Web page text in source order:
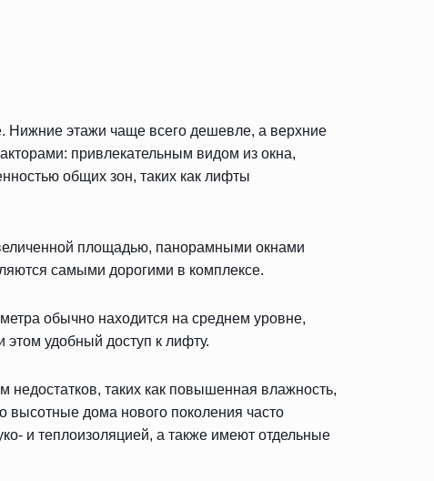
Нижние этажи чаще всего дешевле, а верхние
привлекательным видом из окна,
общих зон, таких как лифты
площадью, панорамными окнами
самыми дорогими в комплексе.
обычно находится на среднем уровне,
удобный доступ к лифту.
таких как повышенная влажность,
дома нового поколения часто
и теплоизоляцией, а также имеют отдельные